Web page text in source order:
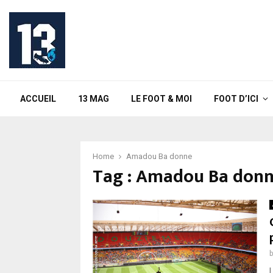
ACCUEIL 13 MAG LE FOOT & MOI FOOT D’ICI
Home Amadou Ba donne
Tag : Amadou Ba